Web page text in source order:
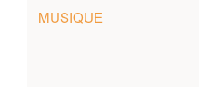
MUSIQUE